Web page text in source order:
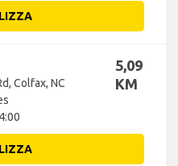
Colfax, NC
5,09
KM